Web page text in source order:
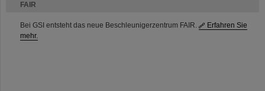
FAIR
Bei GSI entsteht das neue Beschleunigerzentrum FAIR.
Erfahren Sie
mehr.